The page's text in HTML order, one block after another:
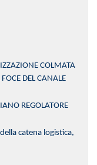
COLMATA
DEL CANALE
REGOLATORE
catena logistica,